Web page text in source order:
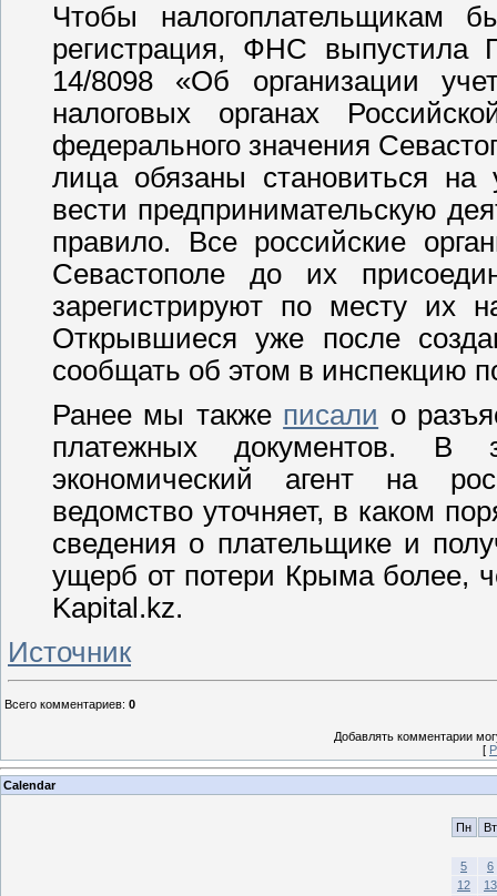
Чтобы налогоплательщикам
регистрация, ФНС
14/8098 «Об организации
налоговых органах
федерального значения
лица обязаны становиться
вести предпринимательскую
правило. Все российские
Севастополе до их
зарегистрируют по месту их
Открывшиеся уже после
сообщать об этом в инспекцию
Ранее мы также писали о
платежных документов. В
экономический агент на
ведомство уточняет, в каком
сведения о плательщике и
ущерб от потери Крыма более,
Kapital.kz.
Источник
Всего комментариев: 0
Добавлять комментарии
[
Calendar
Пн Вт
5
6
12
13